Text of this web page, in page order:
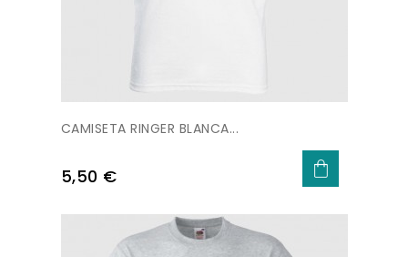
CAMISETA RINGER BLANCA...
Precio
5,50 €